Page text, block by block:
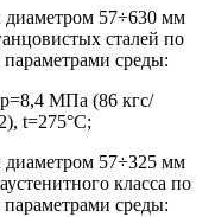
57÷630 мм
сталей по
среды:
МПа (86 кгс/
t=275°С;
57÷325 мм
класса по
среды: